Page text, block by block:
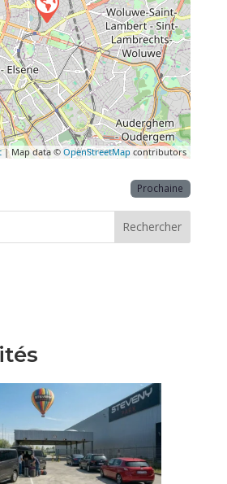
| Map data ©OpenStreetMap contributors
Prochaine
Rechercher